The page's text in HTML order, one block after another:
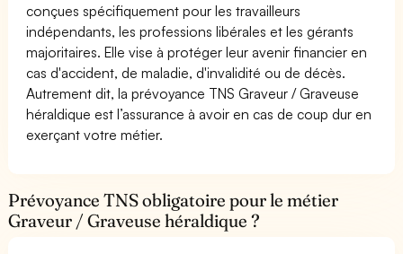
conçues spécifiquement pour les travailleurs
indépendants, les professions libérales et les gérants
majoritaires. Elle vise à protéger leur avenir financier en
cas d'accident, de maladie, d'invalidité ou de décès.
Autrement dit, la prévoyance TNS Graveur / Graveuse
héraldique est l’assurance à avoir en cas de coup dur en
exerçant votre métier.
Prévoyance TNS obligatoire pour le métier
Graveur / Graveuse héraldique ?